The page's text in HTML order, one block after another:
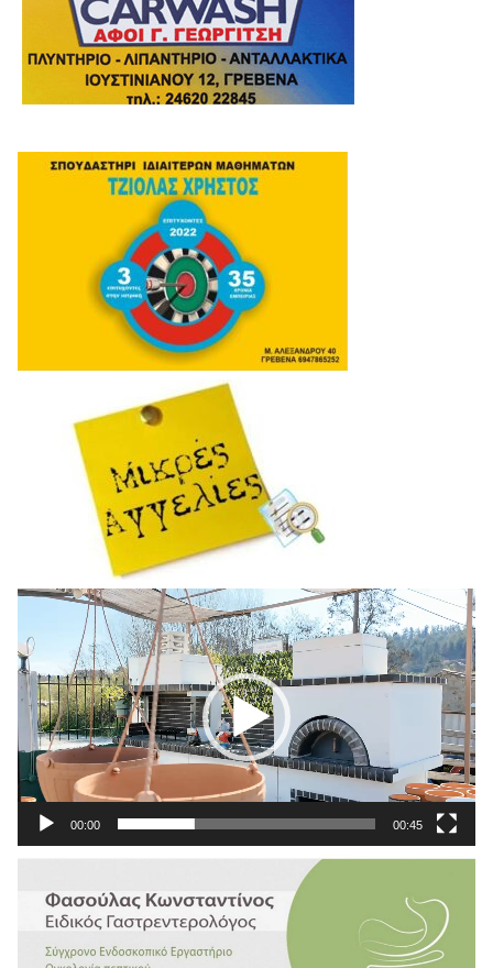
Πρόγραμμα
Αναπαραγωγής
Βίντεο
00:00 00:45